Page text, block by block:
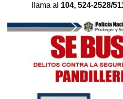
llama al 104, 524-2528/